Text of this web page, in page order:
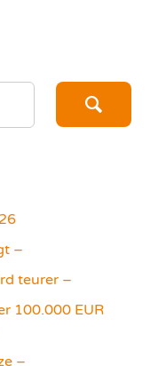
–
teurer –
100.000 EUR
–